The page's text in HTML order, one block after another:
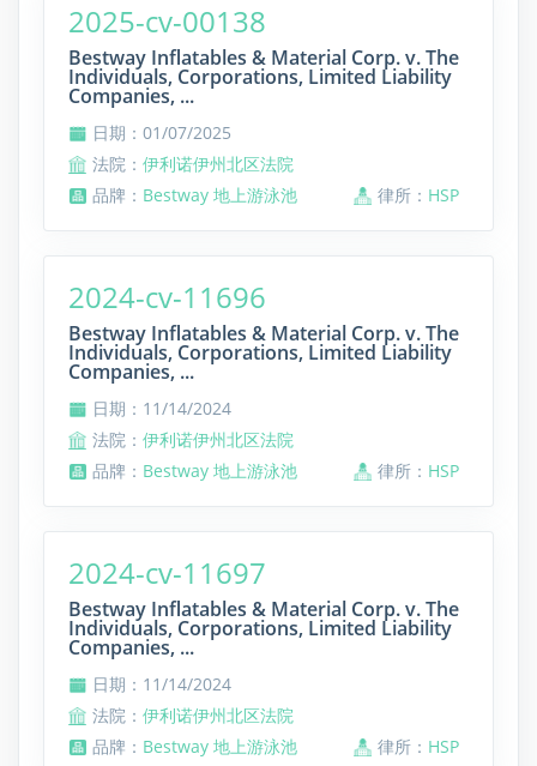
2025-cv-00138
Bestway Inflatables & Material Corp. v. The
Individuals, Corporations, Limited Liability
Companies, ...
日期：01/07/2025
法院： 伊利诺伊州北区法院
品牌： Bestway 地上游泳池 律所： HSP
2024-cv-11696
Bestway Inflatables & Material Corp. v. The
Individuals, Corporations, Limited Liability
Companies, ...
日期：11/14/2024
法院： 伊利诺伊州北区法院
品牌： Bestway 地上游泳池 律所： HSP
2024-cv-11697
Bestway Inflatables & Material Corp. v. The
Individuals, Corporations, Limited Liability
Companies, ...
日期：11/14/2024
法院： 伊利诺伊州北区法院
品牌： Bestway 地上游泳池 律所： HSP